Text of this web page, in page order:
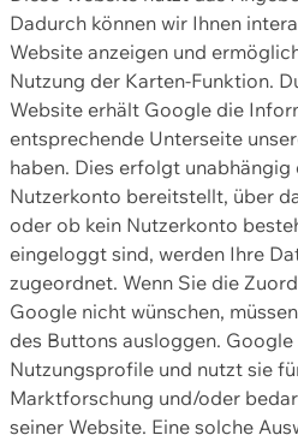
Dadurch können wir Ihnen
Website anzeigen und
Nutzung der Karten-Funktion.
Website erhält Google die
entsprechende Unterseite
haben. Dies erfolgt
Nutzerkonto bereitstellt, über
oder ob kein Nutzerkonto
eingeloggt sind, werden Ihre
zugeordnet. Wenn Sie die
Google nicht wünschen,
des Buttons ausloggen.
Nutzungsprofile und nutzt sie
Marktforschung und/oder
seiner Website. Eine solche